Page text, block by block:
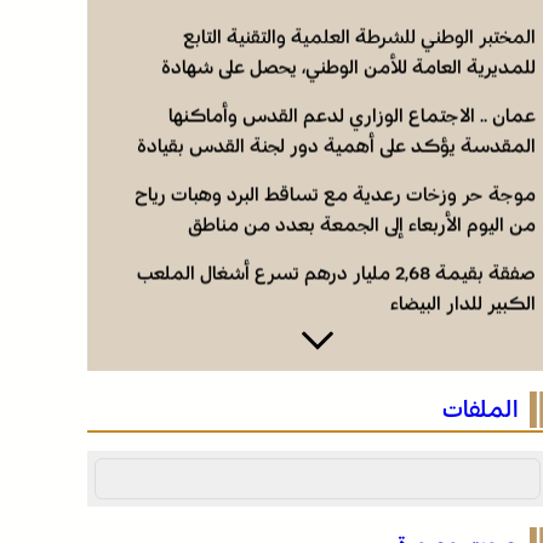
المختبر الوطني للشرطة العلمية والتقنية التابع
للمديرية العامة للأمن الوطني، يحصل على شهادة
17025”
عمان .. الاجتماع الوزاري لدعم القدس وأماكنها
المقدسة يؤكد على أهمية دور لجنة القدس بقيادة
القدس الشريف
موجة حر وزخات رعدية مع تساقط البرد وهبات رياح
من اليوم الأربعاء إلى الجمعة بعدد من مناطق
صفقة بقيمة 2,68 مليار درهم تسرع أشغال الملعب
الكبير للدار البيضاء
المختبر الوطني للشرطة العلمية والتقنية التابع
عمان .. الاجتماع الوزاري لدعم القدس وأماكنها
الملفات